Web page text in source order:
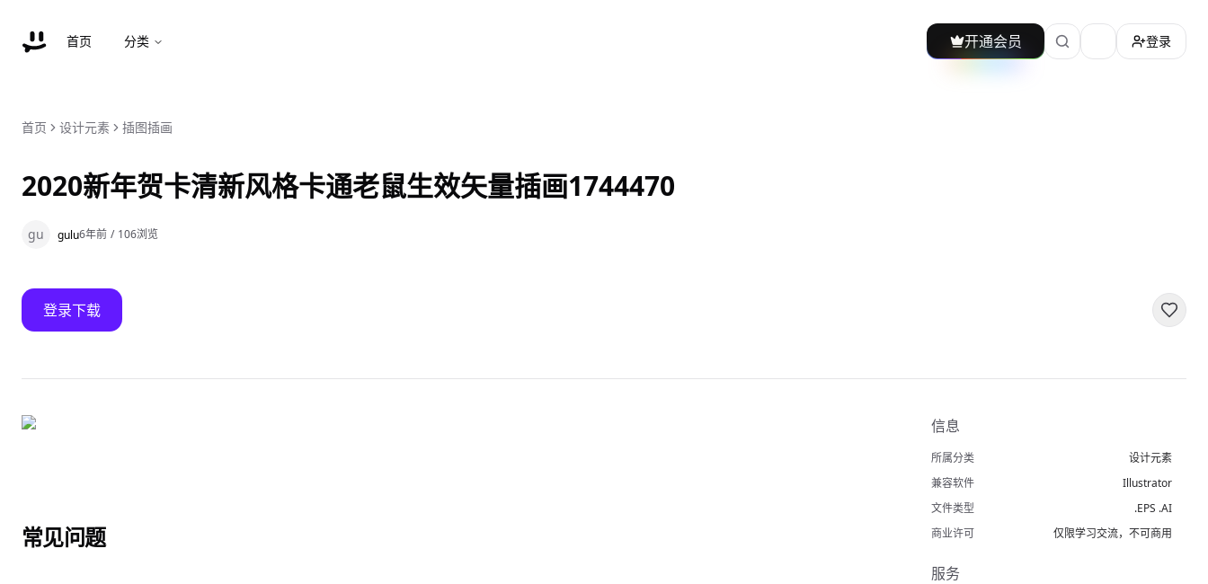
首页 分类 开通会员 加载主题切换
登录
首页 设计元素 插图插画
2020新年贺卡清新风格卡通老鼠生效矢量插画1744470
gu gulu6年前 / 106浏览
登录下载
常见问题
信息
所属分类
设计元素
兼容软件
Illustrator
文件类型
.EPS .AI
商业许可
仅限学习交流，不可商用
服务